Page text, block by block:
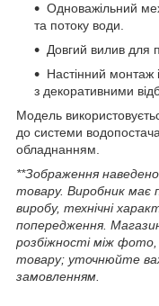
Одноважільний
та потоку води.
Довгий вилив для
Настінний монтаж
з декоративними
Модель
до системи
обладнанням.
**Зображення
товару. Виробник має
виробу, технічні
попередження.
розбіжності між
товару; уточнюйте
замовленням.